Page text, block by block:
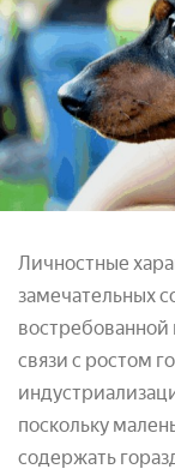
Личностные
замечательных
востребованной
связи с ростом
поскольку
содержать